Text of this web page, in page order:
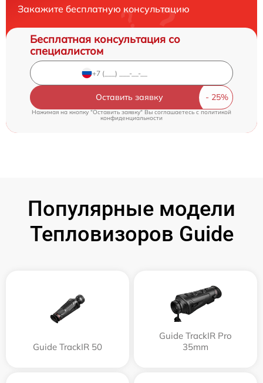
Закажите бесплатную консультацию
Бесплатная консультация со
специалистом
Оставить заявку
Нажимая на кнопку "Оставить заявку" Вы соглашаетесь c политикой
конфиденциальности
Популярные модели
Тепловизоров Guide
Guide TrackIR 50
Guide TrackIR Pro
35mm